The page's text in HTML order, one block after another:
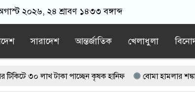
২০২৬, ২৪ শ্রাবণ ১৪৩৩ বঙ্গাব্দ
সারাদেশ আন্তর্জাতিক খেলাধুলা
লাখ টাকা পাচ্ছেন কৃষক হানিফ বোমা হামলার শঙ্কায়